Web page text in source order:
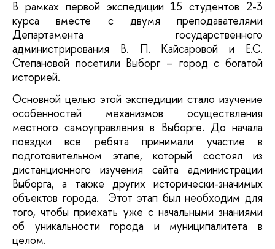
В рамках первой экспедиции 15 студентов 2-3
курса вместе с двумя преподавателями
Департамента государственного
администрирования В. П. Кайсаровой и Е.С.
Степановой посетили Выборг – город с богатой
историей.
Основной целью этой экспедиции стало изучение
особенностей механизмов осуществления
местного самоуправления в Выборге. До начала
поездки все ребята принимали участие в
подготовительном этапе, который состоял из
дистанционного изучения сайта администрации
Выборга, а также других исторически-значимых
объектов города.  Этот этап был необходим для
того, чтобы приехать уже с начальными знаниями
об уникальности города и муниципалитета в
целом.